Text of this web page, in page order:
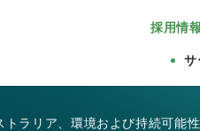
サ
採用情報
トラリア、環境および持続可能